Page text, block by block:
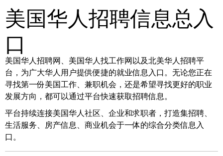
美国华人招聘信息总入
口
美国华人招聘网、美国华人找工作网以及北美华人招聘平
台，为广大华人用户提供便捷的就业信息入口。无论您正在
寻找第一份美国工作、兼职机会，还是希望寻找更好的职业
发展方向，都可以通过平台快速获取招聘信息。
平台持续连接美国华人社区、企业和求职者，打造集招聘、
生活服务、房产信息、商业机会于一体的综合分类信息入
口。